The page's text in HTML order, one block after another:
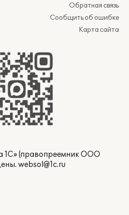
Обратная связь
Сообщить об ошибке
Карта сайта
1С» (правопреемник ООО
websol@1c.ru